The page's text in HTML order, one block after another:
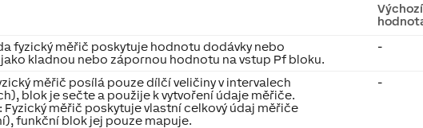
Výchozí
fyzický měřič poskytuje hodnotu dodávky nebo
kladnou nebo zápornou hodnotu na vstup Pf bloku.
-
měřič posílá pouze dílčí veličiny v intervalech
blok je sečte a použije k vytvoření údaje měřiče.
Fyzický měřič poskytuje vlastní celkový údaj měřiče
funkční blok jej pouze mapuje.
-